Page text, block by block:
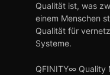
Qualität ist, was
einem Menschen
Qualität für
Systeme.
QFINITY∞ Quality